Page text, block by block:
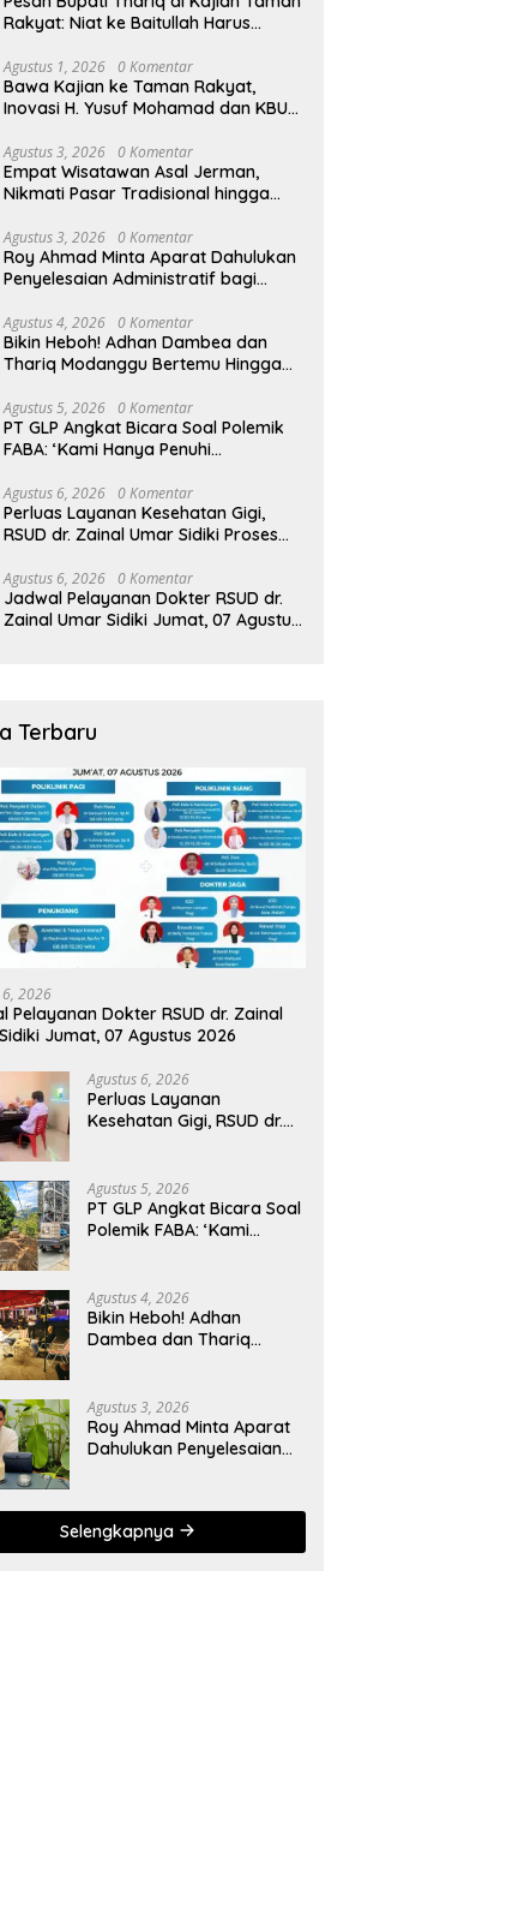
Rakyat: Niat ke Baitullah Harus
Agustus 1, 2026 0 Komentar
Bawa Kajian ke Taman Rakyat,
Inovasi H. Yusuf Mohamad dan KBU
Agustus 3, 2026 0 Komentar
Empat Wisatawan Asal Jerman,
Nikmati Pasar Tradisional hingga
Agustus 3, 2026 0 Komentar
Roy Ahmad Minta Aparat Dahulukan
Penyelesaian Administratif bagi
Agustus 4, 2026 0 Komentar
Bikin Heboh! Adhan Dambea dan
Thariq Modanggu Bertemu Hingga
Agustus 5, 2026 0 Komentar
PT GLP Angkat Bicara Soal Polemik
FABA: ‘Kami Hanya Penuhi
Agustus 6, 2026 0 Komentar
Perluas Layanan Kesehatan Gigi,
RSUD dr. Zainal Umar Sidiki Proses
Konservasi Gigi
Agustus 6, 2026 0 Komentar
Jadwal Pelayanan Dokter RSUD dr.
Zainal Umar Sidiki Jumat, 07 Agustus
Terbaru
6, 2026
Pelayanan Dokter RSUD dr. Zainal
Jumat, 07 Agustus 2026
Agustus 6, 2026
Perluas Layanan
Kesehatan Gigi, RSUD dr.
Konservasi Gigi
Agustus 5, 2026
PT GLP Angkat Bicara Soal
Polemik FABA: ‘Kami
Agustus 4, 2026
Bikin Heboh! Adhan
Dambea dan Thariq
Agustus 3, 2026
Roy Ahmad Minta Aparat
Dahulukan Penyelesaian
Selengkapnya